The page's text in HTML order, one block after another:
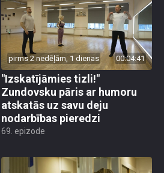
pirms 2 nedēļām, 1 dienas 00:04:41
"Izskatījāmies tizli!"
Zundovsku pāris ar humoru
atskatās uz savu deju
nodarbības pieredzi
69. epizode